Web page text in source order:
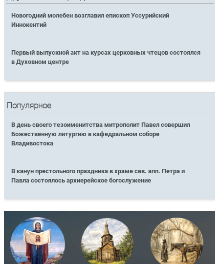
Новогодний молебен возглавил епископ Уссурийский
Иннокентий
Первый выпускной акт на курсах церковных чтецов состоялся
в Духовном центре
Популярное
В день своего тезоименитства митрополит Павел совершил
Божественную литургию в кафедральном соборе
Владивостока
В канун престольного праздника в храме свв. апп. Петра и
Павла состоялось архиерейское богослужение